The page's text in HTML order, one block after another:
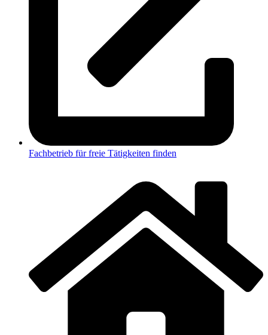
Fachbetrieb für freie Tätigkeiten finden